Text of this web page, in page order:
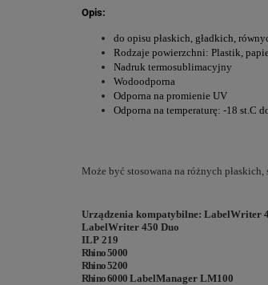
Opis:
do opisu płaskich, gładkich,
Rodzaje powierzchni: Plastik,
Nadruk termosublimacyjny
Wodoodporna
Odporna na promienie UV
Odporna na temperaturę: -18 st.C
Może być stosowana na różnych
Urządzenia kompatybilne: LabelWriter
LabelWriter 450 Duo
ILP 219
Rhino 5000
Rhino 5200
Rhino 6000 LabelManager LM100